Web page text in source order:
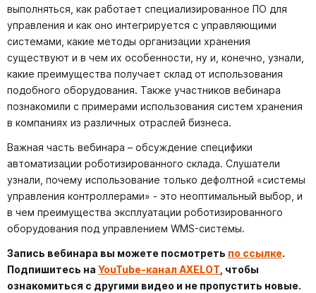
выполняться, как работает специализированное ПО для
управления и как оно интегрируется с управляющими
системами, какие методы организации хранения
существуют и в чем их особенности, ну и, конечно, узнали,
какие преимущества получает склад от использования
подобного оборудования. Также участников вебинара
познакомили с примерами использования систем хранения
в компаниях из различных отраслей бизнеса.
Важная часть вебинара – обсуждение специфики
автоматизации роботизированного склада. Слушатели
узнали, почему использование только дефолтной «системы
управления контроллерами» - это неоптимальный выбор, и
в чем преимущества эксплуатации роботизированного
оборудования под управлением WMS-системы.
Запись вебинара вы можете посмотреть по ссылке.
Подпишитесь на YouTube-канал AXELOT , чтобы
ознакомиться с другими видео и не пропустить новые.